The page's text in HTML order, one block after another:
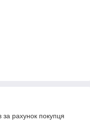
рахунок покупця